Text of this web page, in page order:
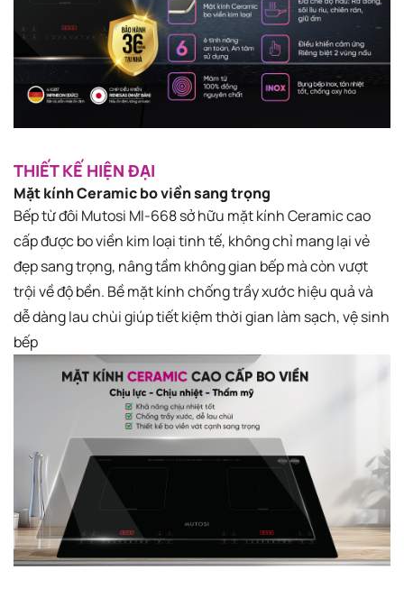
THIẾT KẾ HIỆN ĐẠI
Mặt kính Ceramic bo viền sang trọng
Bếp từ đôi Mutosi MI-668 sở hữu mặt kính Ceramic cao
cấp được bo viền kim loại tinh tế, không chỉ mang lại vẻ
đẹp sang trọng, nâng tầm không gian bếp mà còn vượt
trội về độ bền. Bề mặt kính chống trầy xước hiệu quả và
dễ dàng lau chùi giúp tiết kiệm thời gian làm sạch, vệ sinh
bếp